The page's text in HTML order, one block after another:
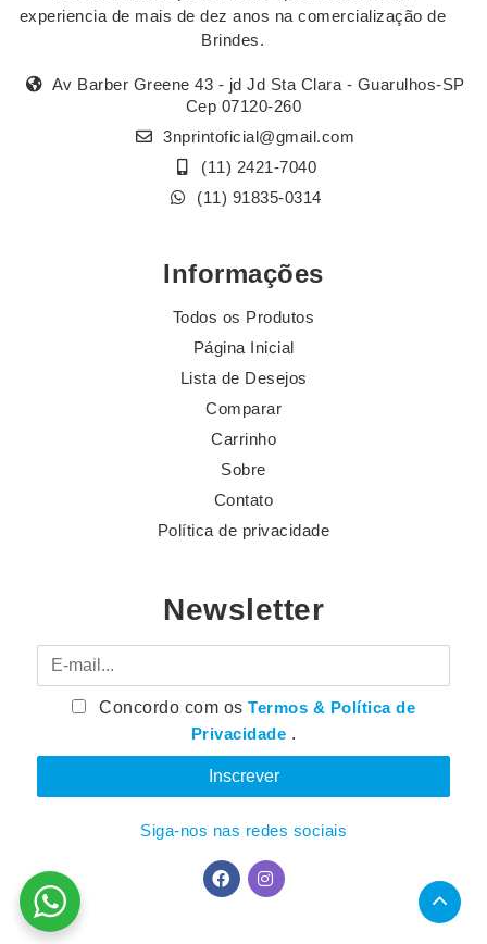
experiencia de mais de dez anos na comercialização de
Brindes.
Av Barber Greene 43 - jd Jd Sta Clara - Guarulhos-SP
Cep 07120-260
3nprintoficial@gmail.com
(11) 2421-7040
(11) 91835-0314
Informações
Todos os Produtos
Página Inicial
Lista de Desejos
Comparar
Carrinho
Sobre
Contato
Política de privacidade
Newsletter
E-mail
Concordo com osTermos & Política de
Privacidade .
Siga-nos nas redes sociais